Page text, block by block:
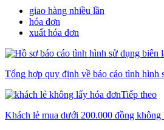
giao hàng nhiều lần
hóa đơn
xuất hóa đơn
Tổng hợp quy định về báo cáo tình hình
Tiếp theo
Khách lẻ mua dưới 200.000 đồng không